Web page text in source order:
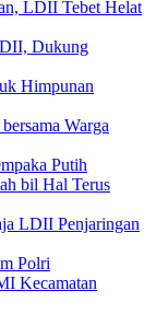
LDII Tebet Helat
Dukung
Himpunan
Warga
Putih
bil Hal Terus
LDII Penjaringan
Polri
Kecamatan